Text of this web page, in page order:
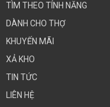
TÌM THEO TÍNH NĂNG
DÀNH CHO THỢ
KHUYẾN MÃI
XẢ KHO
TIN TỨC
LIÊN HỆ